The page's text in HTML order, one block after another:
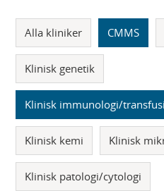
Alla kliniker CMMS
Klinisk genetik
Klinisk immunologi/
Klinisk kemi Klinisk
Klinisk patologi/cytologi